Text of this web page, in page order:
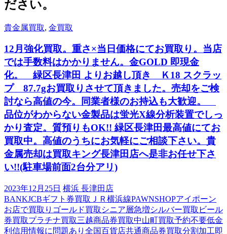
ださい。
貴金属買取, 金買取
12月強化買取。重さ×当日価格にてお買取り。当店
では手数料はかかりません。金GOLD 即現金
化。 緑区長津田 よりお越し頂き Ｋ18 スクラッ
プ 87.7gお買取りさせて頂きました。売却をご検
討なら高値の今。同業者様のお持込も大歓迎。
品位がわからない金製品は蛍光X線分析装置でしっ
かり査定。質預りもOK!! 緑区長津田最高値にてお
買取中。高値のうちにお気軽にご相談下さい。貴
金属売却は買取キング長津田店へ是非お任せ下さ
い!!(駐車場前面2台分アリ)
2023年12月25日 横浜 長津田店
BANKJCBギフト券買取 ＪＲ横浜線PAWNSHOPアイポーン
お店で買取り ゴールド買取 シニア層急増シルバー買取 ビール
券買取プラチナ買取三越商品券買取中山町買取予約不要低金
利 信用情報に問題あり 全国百貨店共通商品券買取分割加工即